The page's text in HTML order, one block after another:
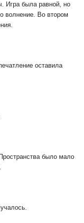
Игра была равной, но
волнение. Во втором
оставила
было мало